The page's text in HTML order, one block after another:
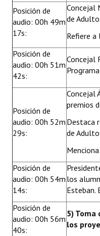
Posición de
audio: 00h 49m
17s:
Concejal
de
Refiere a
Posición de
audio: 00h 51m
42s:
Concejal
Posición de
audio: 00h 52m
29s:
Concejal
premios
Destaca
de
Posición de
audio: 00h 54m
14s:
los
Esteban.
Posición de
audio: 00h 56m
40s:
5)
los